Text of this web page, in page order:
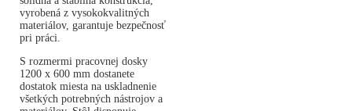
vyrobená z vysokokvalitných
materiálov, garantuje bezpečnosť
pri práci.
S rozmermi pracovnej dosky
1200 x 600 mm dostanete
dostatok miesta na uskladnenie
všetkých potrebných nástrojov a